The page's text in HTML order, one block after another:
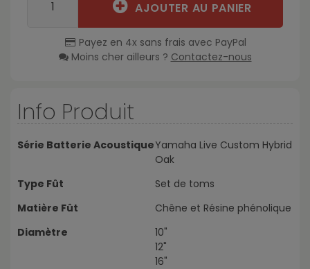
AJOUTER AU PANIER
Payez en 4x sans frais avec PayPal
Moins cher ailleurs ? Contactez-nous
Info Produit
Série Batterie AcoustiqueYamaha Live Custom Hybrid
Oak
Type Fût
Set de toms
Matière Fût
Chêne et Résine phénolique
Diamètre
10"
12"
16"